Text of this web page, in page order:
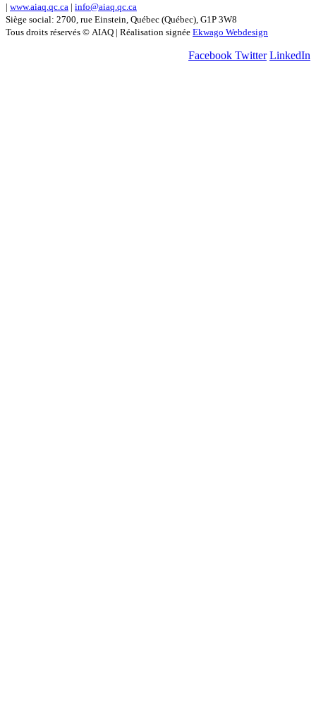
| www.aiaq.qc.ca | info@aiaq.qc.ca
Siège social: 2700, rue Einstein, Québec (Québec), G1P 3W8
Tous droits réservés © AIAQ | Réalisation signée Ekwago Webdesign
Facebook Twitter LinkedIn